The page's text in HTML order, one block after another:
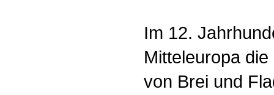
Im 12.
Mitteleuropa
von Brei und